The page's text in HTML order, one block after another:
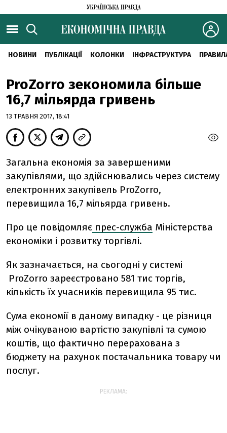
НОВИНИ ПУБЛІКАЦІЇ КОЛОНКИ ІНФРАСТРУКТУРА
ProZorro зекономила більше
16,7 мільярда гривень
13 ТРАВНЯ 2017, 18:41
Загальна економія за завершеними
закупівлями, що здійснювались через систему
електронних закупівель ProZorro,
перевищила 16,7 мільярда гривень.
Про це повідомляє прес-служба Міністерства
економіки і розвитку торгівлі.
Як зазначається, на сьогодні у системі
ProZorro зареєстровано 581 тис торгів,
кількість їх учасників перевищила 95 тис.
Сума економії в даному випадку - це різниця
між очікуваною вартістю закупівлі та сумою
коштів, що фактично перерахована з
бюджету на рахунок постачальника товару чи
послуг.
РЕКЛАМА: